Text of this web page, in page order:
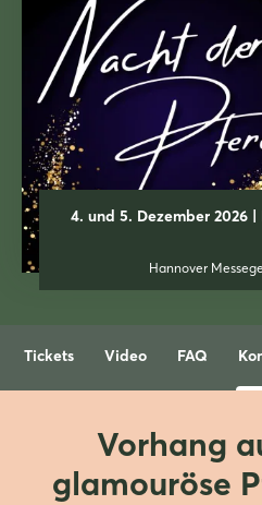
4. und 5. Dezember 2026 |
Hannover
Tickets Video FAQ
Vorhang
glamouröse